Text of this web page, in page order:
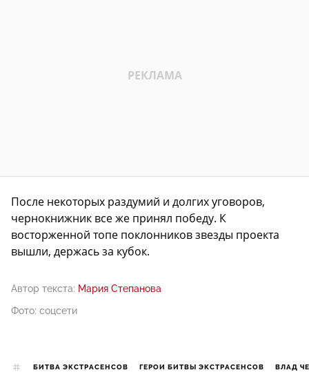
После некоторых раздумий и долгих уговоров,
чернокнижник все же принял победу. К
восторженной топе поклонников звезды проекта
вышли, держась за кубок.
Автор текста: Мария Степанова
Фото: соцсети
БИТВА ЭКСТРАСЕНСОВ ГЕРОИ БИТВЫ ЭКСТРАСЕНСОВ ВЛАД